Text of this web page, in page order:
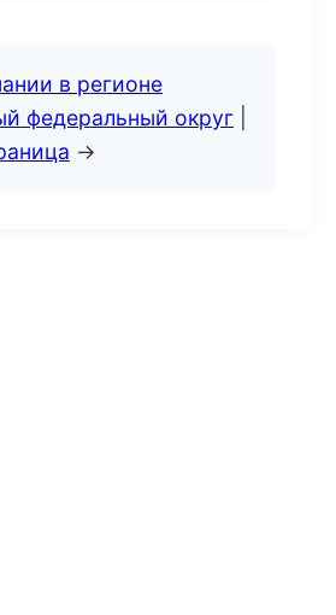
в регионе
федеральный округ
→